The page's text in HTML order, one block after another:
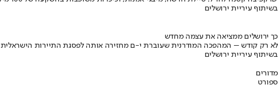
בשיתוף עיריית ירושלים
כך ירושלים ממציאה את עצמה מחדש
לא רק קודש – המהפכה המודרנית שעוברת י-ם מחזירה אותה לפסגת התיירות הישראלית
בשיתוף עיריית ירושלים
מדורים
ספורט